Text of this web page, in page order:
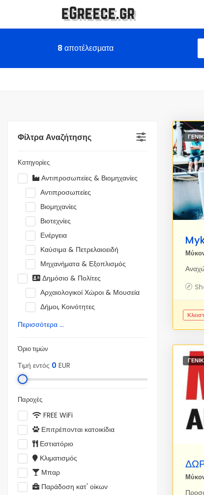
8αποτέλεσματα
Φίλτρα Αναζήτησης
Κατηγορίες
Αντιπροσωπείες & Βιομηχανίες
Αντιπροσωπείες
Βιομηχανίες
Βιοτεχνίες
Ενέργεια
Καύσιμα & Πετρελαιοειδή
Μηχανήματα & Εξοπλισμός
Δημόσιο & Πολίτες
Αρχαιολογικοί Χώροι & Μουσεία
Δήμοι, Κοινότητες
Περισσότερα ...
Όριο τιμών
Τιμή εντός 0 EUR
Παροχές
FREE WiFi
Επιτρέπονται κατοικίδια
Εστιατόριο
Κλιματισμός
Μπαρ
Παράδοση κατ' οίκων